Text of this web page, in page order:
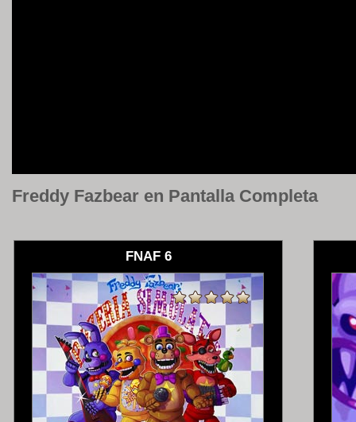
Freddy Fazbear en Pantalla Completa
FNAF 6